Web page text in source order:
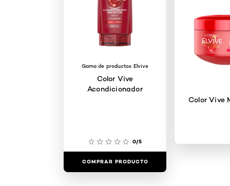
Gama de productos Elvive
Color Vive
Acondicionador
0/5
COMPRAR PRODUCTO
Color Vive